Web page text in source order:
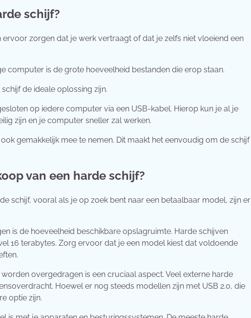
schijf?
zorgen dat je werk vertraagt of dat je zelfs niet vloeiend een
computer is de grote hoeveelheid bestanden die erop staan.
de ideale oplossing zijn.
op iedere computer via een USB-kabel. Hierop kun je al je
zijn en je computer sneller zal werken.
gemakkelijk mee te nemen. Dit maakt het eenvoudig om de schijf
van een harde schijf?
schijf, vooral als je op zoek bent naar een betaalbaar model, zijn er
is de hoeveelheid beschikbare opslagruimte. Harde schijven
16 terabytes. Zorg ervoor dat je een model kiest dat voldoende
overgedragen is een cruciaal aspect. Veel externe harde
Hoewel er nog steeds modellen zijn met USB 2.0, die
optie zijn.